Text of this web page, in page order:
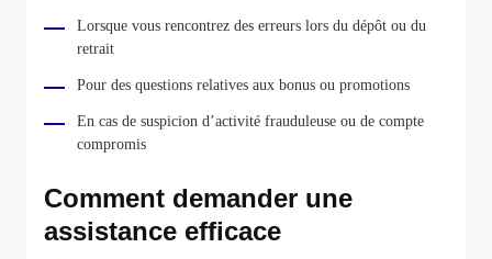
Lorsque vous rencontrez des erreurs lors du dépôt ou du
retrait
Pour des questions relatives aux bonus ou promotions
En cas de suspicion d’activité frauduleuse ou de compte
compromis
Comment demander une
assistance efficace